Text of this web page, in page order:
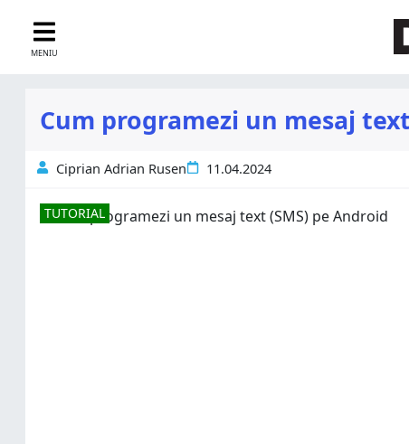
MENIU
Cum programezi un mesaj
Ciprian Adrian Rusen 11.04.2024
TUTORIAL